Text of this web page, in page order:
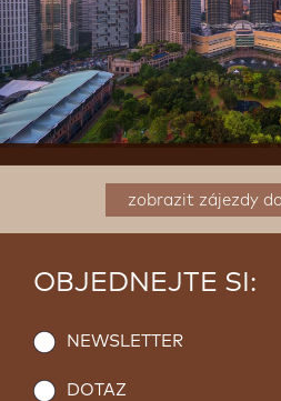
zobrazit zájezdy
OBJEDNEJTE SI:
NEWSLETTER
DOTAZ